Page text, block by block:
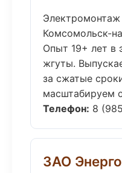
Комсомольск-
Опыт 19+ лет в
жгуты.
за сжатые
масштабируем
Телефон: 8
ЗАО